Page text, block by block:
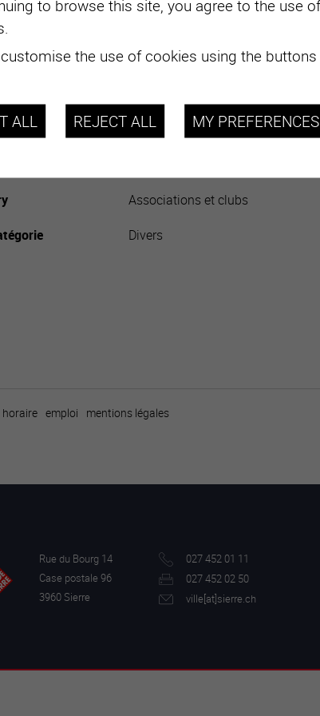
Association à but non lucratif
et des structures
d'accueil
Associations et clubs
Divers
horaire emploi mentions légales
Rue du Bourg 14
Case postale 96
3960 Sierre
027 452 01 11
027 452 02 50
ville[at]sierre.ch
to browse this site, you agree to the use
the use of cookies using the buttons
ALL REJECT ALL MY PREFERENCES